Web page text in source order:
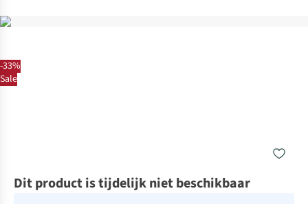
-33%
Sale
Dit product is tijdelijk niet beschikbaar